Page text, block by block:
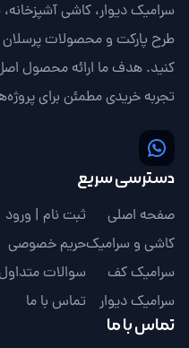
سرامیک دیوار، کاشی
طرح پارکت و محصولات پرسلان
کنید. هدف ما ارائه محصول
تجربه خریدی مطمئن برای
دسترسی سریع
صفحه اصلی
کاشی و سرامیک
سرامیک کف
سرامیک دیوار
ثبت نام | ورود
حریم خصوصی
سوالات متداول
تماس با ما
تماس با ما